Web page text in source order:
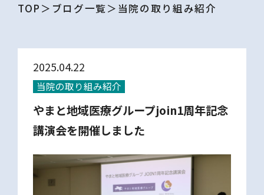
TOP ブログ一覧 当院の取り組み紹介
2025.04.22
当院の取り組み紹介
やまと地域医療グループjoin1周年記念
講演会を開催しました